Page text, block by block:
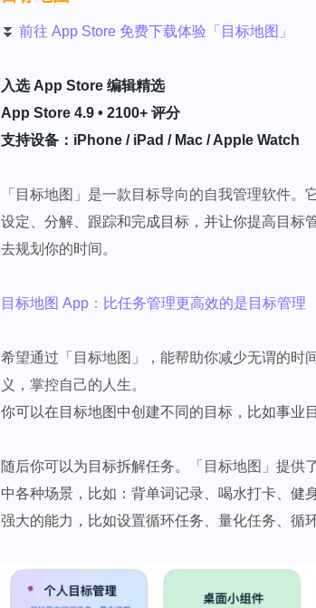
⏬ 前往 App Store 免费下载体验「目标地图」
入选 App Store 编辑精选
App Store 4.9 • 2100+ 评分
支持设备：iPhone / iPad / Mac / Apple Watch
「目标地图」是一款目标导向的自我管理软件。
设定、分解、跟踪和完成目标，并让你提高目标
去规划你的时间。
目标地图 App：比任务管理更高效的是目标管理
希望通过「目标地图」，能帮助你减少无谓的时
义，掌控自己的人生。
你可以在目标地图中创建不同的目标，比如事业
随后你可以为目标拆解任务。 「目标地图」 提供
中各种场景，比如：背单词记录、喝水打卡、健
强大的能力，比如设置循环任务、量化任务、循